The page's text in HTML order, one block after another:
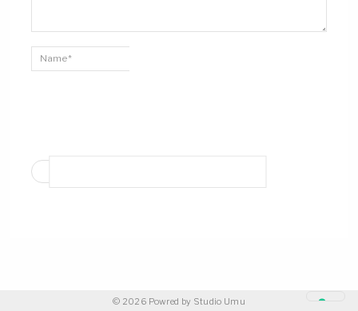
© 2026 Powred by Studio Umu